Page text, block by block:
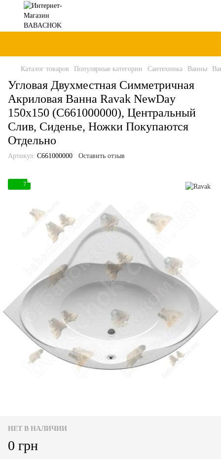
Каталог товаров Популярные категории Сантехника Ванны
Угловая Двухместная Симметричная
Акриловая Ванна Ravak NewDay
150x150 (C661000000), Центральный
Слив, Сиденье, Ножки Покупаются
Отдельно
Артикул: C661000000 Оставить отзыв
7
НЕТ В НАЛИЧИИ
0 грн